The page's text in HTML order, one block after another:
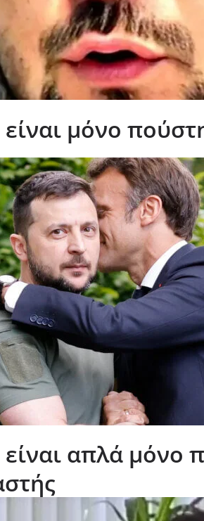
μόνο
απλά μόνο